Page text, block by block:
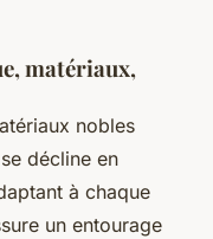
matériaux,
nobles
décline en
à chaque
un entourage